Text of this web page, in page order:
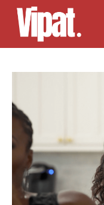
Skip
content